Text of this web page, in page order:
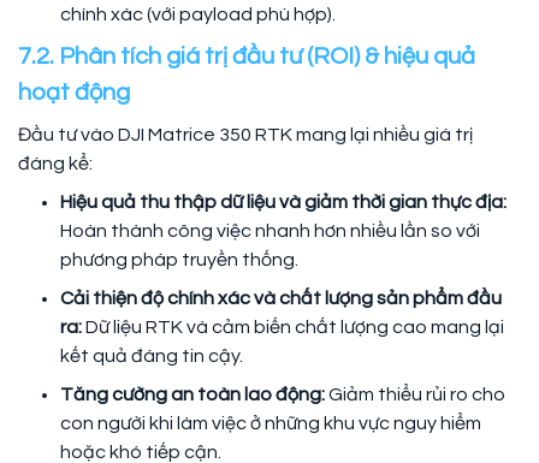
chính xác (với payload phù hợp).
7.2. Phân tích giá trị đầu tư (ROI) & hiệu quả
hoạt động
Đầu tư vào DJI Matrice 350 RTK mang lại nhiều giá trị
đáng kể:
Hiệu quả thu thập dữ liệu và giảm thời gian thực địa:
Hoàn thành công việc nhanh hơn nhiều lần so với
phương pháp truyền thống.
Cải thiện độ chính xác và chất lượng sản phẩm đầu
ra:Dữ liệu RTK và cảm biến chất lượng cao mang lại
kết quả đáng tin cậy.
Tăng cường an toàn lao động:Giảm thiểu rủi ro cho
con người khi làm việc ở những khu vực nguy hiểm
hoặc khó tiếp cận.